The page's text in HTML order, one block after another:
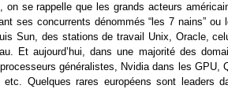
on se rappelle que les grands acteurs
ses concurrents dénommés “les 7 nains”
Sun, des stations de travail Unix, Oracle,
Et aujourd’hui, dans une majorité des
généralistes, Nvidia dans les
etc. Quelques rares européens sont leaders